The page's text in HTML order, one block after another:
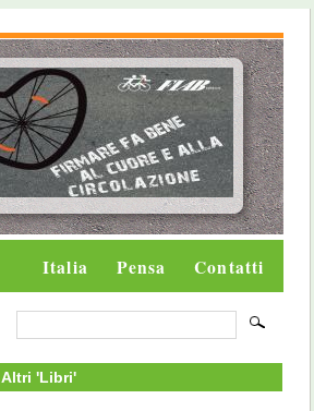
Italia Pensa Contatti
Altri 'Libri'